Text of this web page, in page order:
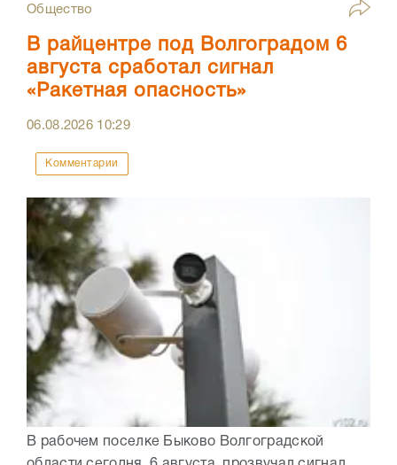
Общество
В райцентре под Волгоградом 6
августа сработал сигнал
«Ракетная опасность»
06.08.2026 10:29
Комментарии
В рабочем поселке Быково Волгоградской